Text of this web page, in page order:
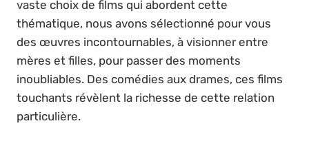
vaste choix de films qui abordent cette
thématique, nous avons sélectionné pour vous
des œuvres incontournables, à visionner entre
mères et filles, pour passer des moments
inoubliables. Des comédies aux drames, ces films
touchants révèlent la richesse de cette relation
particulière.